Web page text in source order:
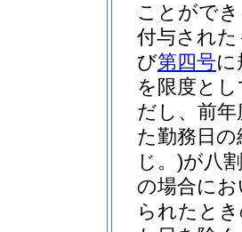
ことがで
付与され
び第四号
を限度と
だし、前
た勤務日
じ。)が八
の場合に
られたと